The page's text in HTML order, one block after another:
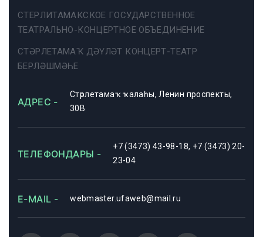
СТЕРЛИТАМАКСКОЕ ГОСУДАРСТВЕННОЕ
ТЕАТРАЛЬНО-КОНЦЕРТНОЕ ОБЪЕДИНЕНИЕ
СТӘРЛЕТАМАҠ ДӘҮЛӘТ КОНЦЕРТ-ТЕАТР
БЕРЛӘШМӘҺЕ
АДРЕС -
Стәрлетамаҡ ҡалаһы, Ленин проспекты,
30В
ТЕЛЕФОНДАРЫ -
+7 (3473) 43-98-18, +7 (3473) 20-
23-04
E-MAIL - webmaster.ufaweb@mail.ru